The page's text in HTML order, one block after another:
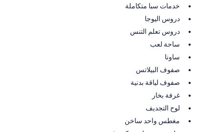
خدمات سبا متكاملة
دروس اليوجا
دروس تعلم التنس
ساحة لعب
ساونا
صفوف البيلاتس
صفوف لياقة بدنية
غرفة بخار
لوح التجديف
مغطس واحد ساخن